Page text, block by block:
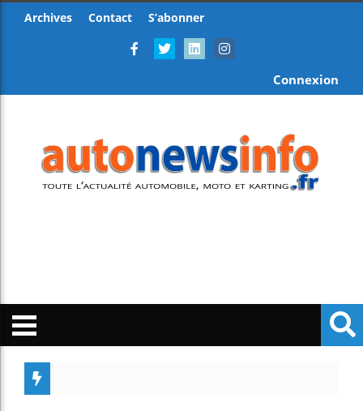
Archives Contact S’abonner
Connexion